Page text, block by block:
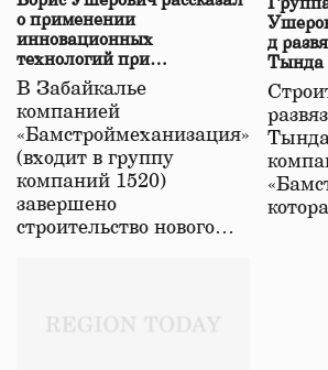
о применении
инновационных
технологий при
строительстве нового моста
в Забайкалье
В Забайкалье
компанией
«Бамстроймеханизация»
(входит в группу
компаний 1520)
завершено
строительство нового…
д
Тында